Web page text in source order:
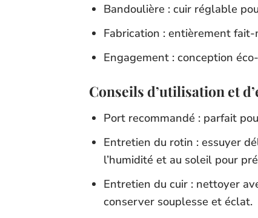
Bandoulière : cuir réglable
Fabrication : entièrement
Engagement : conception
Conseils d’utilisation et
Port recommandé : parfait
Entretien du rotin : essuyer
l’humidité et au soleil pour
Entretien du cuir : nettoyer
conserver souplesse et éclat.